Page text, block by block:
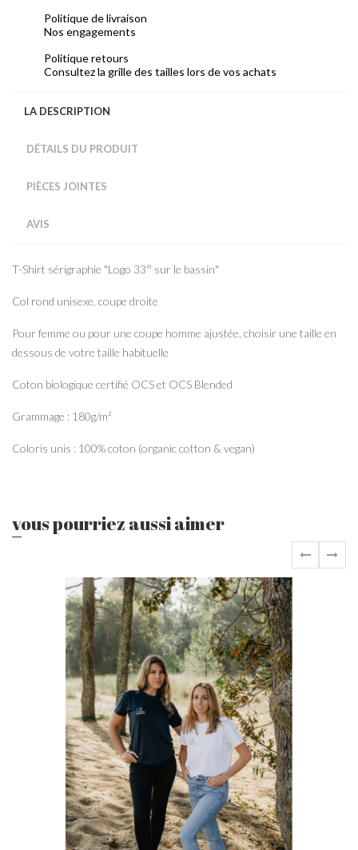
Politique de livraison
Nos engagements
Politique retours
Consultez la grille des tailles lors de vos achats
LA DESCRIPTION
DÉTAILS DU PRODUIT
PIÈCES JOINTES
AVIS
T-Shirt sérigraphie "Logo 33° sur le bassin"
Col rond unisexe, coupe droite
Pour femme ou pour une coupe homme ajustée, choisir une taille en
dessous de votre taille habituelle
Coton biologique certifié OCS et OCS Blended
Grammage : 180g/m²
Coloris unis : 100% coton (organic cotton & vegan)
vous pourriez aussi aimer